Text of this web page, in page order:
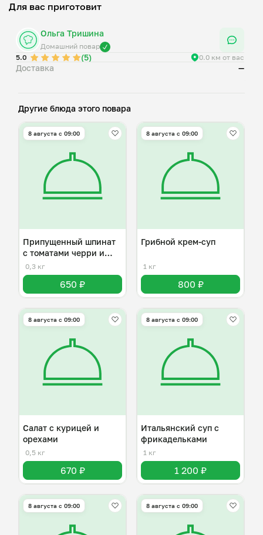
Для вас приготовит
Ольга Тришина
Домашний повар
5.0
(5) 0.0 км от вас
Доставка —
Другие блюда этого повара
8 августа с 09:00
Припущенный шпинат
с томатами черри и
пармезаном
0,3 кг
650 ₽
8 августа с 09:00
Грибной крем-суп
1 кг
800 ₽
8 августа с 09:00
Салат с курицей и
орехами
0,5 кг
670 ₽
8 августа с 09:00
Итальянский суп с
фрикадельками
1 кг
1 200 ₽
8 августа с 09:00 8 августа с 09:00